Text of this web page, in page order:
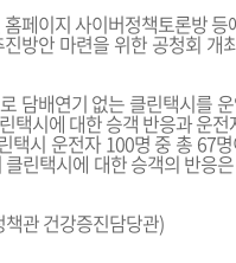
페이지 사이버정책토론방
방안 마련을 위한 공청회 개
담배연기 없는 클린택시를
택시에 대한 승객 반응과 운
택시 운전자 100명 중 총 67
린택시에 대한 승객의 반응
관 건강증진담당관)